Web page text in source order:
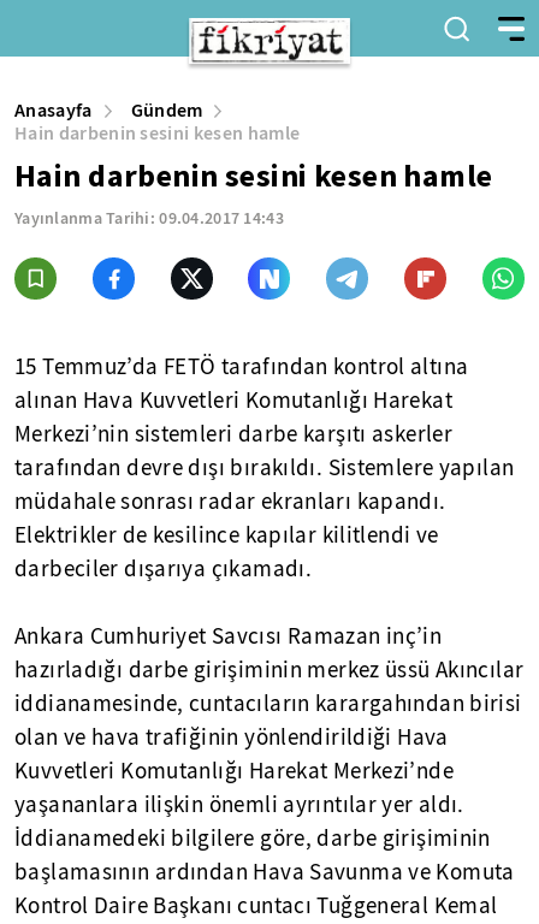
Anasayfa
Gündem
Hain darbenin sesini kesen hamle
Hain darbenin sesini kesen hamle
Yayınlanma Tarihi:09.04.2017 14:43
15 Temmuz’da FETÖ tarafından kontrol altına
alınan Hava Kuvvetleri Komutanlığı Harekat
Merkezi’nin sistemleri darbe karşıtı askerler
tarafından devre dışı bırakıldı. Sistemlere yapılan
müdahale sonrası radar ekranları kapandı.
Elektrikler de kesilince kapılar kilitlendi ve
darbeciler dışarıya çıkamadı.
Ankara Cumhuriyet Savcısı Ramazan inç’in
hazırladığı darbe girişiminin merkez üssü Akıncılar
iddianamesinde, cuntacıların karargahından birisi
olan ve hava trafiğinin yönlendirildiği Hava
Kuvvetleri Komutanlığı Harekat Merkezi’nde
yaşananlara ilişkin önemli ayrıntılar yer aldı.
İddianamedeki bilgilere göre, darbe girişiminin
başlamasının ardından Hava Savunma ve Komuta
Kontrol Daire Başkanı cuntacı Tuğgeneral Kemal